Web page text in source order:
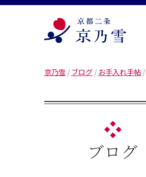
京乃雪 / ブログ / お手入れ手帖 /
ブログ